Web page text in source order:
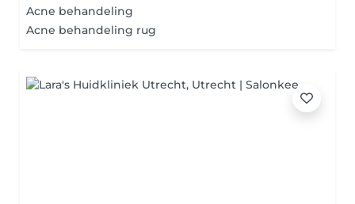
Acne behandeling
Acne behandeling rug